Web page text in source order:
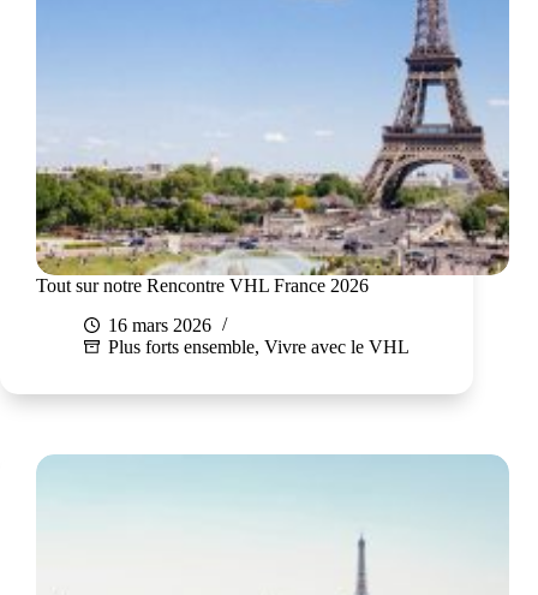
Tout sur notre Rencontre VHL France 2026
16 mars 2026
Plus forts ensemble, Vivre avec le VHL